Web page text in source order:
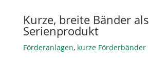
Kurze, breite Bänder als
Serienprodukt
Förderanlagen, kurze Förderbänder